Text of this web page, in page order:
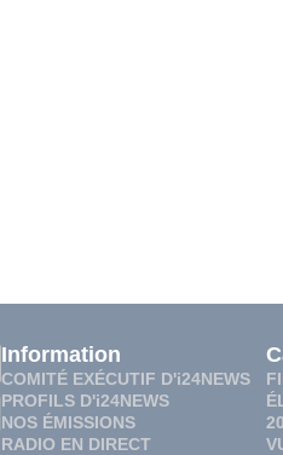
Information
COMITÉ EXÉCUTIF D'i24NEWS
PROFILS D'i24NEWS
NOS ÉMISSIONS
RADIO EN DIRECT